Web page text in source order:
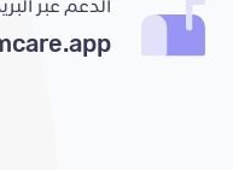
الدعم عبر